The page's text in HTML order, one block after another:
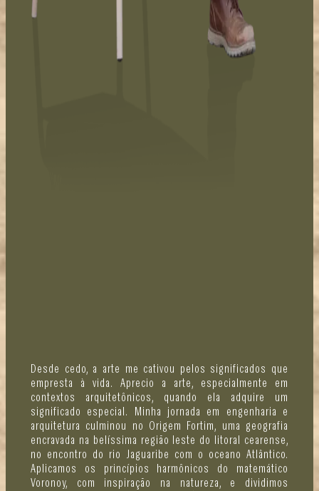
Desde cedo, a arte me cativou pelos significados que
empresta à vida. Aprecio a arte, especialmente em
contextos arquitetônicos, quando ela adquire um
significado especial. Minha jornada em engenharia e
arquitetura culminou no Origem Fortim, uma geografia
encravada na belíssima região leste do litoral cearense,
no encontro do rio Jaguaribe com o oceano Atlântico.
Aplicamos os princípios harmônicos do matemático
Voronoy, com inspiração na natureza, e dividimos